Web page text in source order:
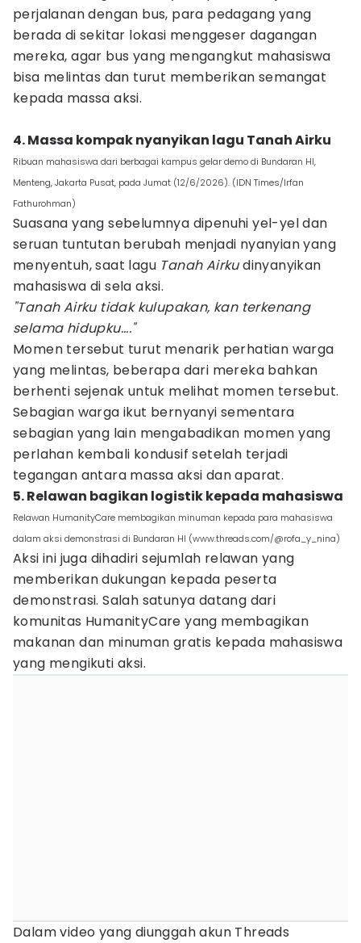
perjalanan dengan bus, para pedagang yang
berada di sekitar lokasi menggeser dagangan
mereka, agar bus yang mengangkut mahasiswa
bisa melintas dan turut memberikan semangat
kepada massa aksi.
4. Massa kompak nyanyikan lagu Tanah Airku
Ribuan mahasiswa dari berbagai kampus gelar demo di Bundaran HI,
Menteng, Jakarta Pusat, pada Jumat (12/6/2026). (IDN Times/Irfan
Fathurohman)
Suasana yang sebelumnya dipenuhi yel-yel dan
seruan tuntutan berubah menjadi nyanyian yang
menyentuh, saat lagu Tanah Airkudinyanyikan
mahasiswa di sela aksi.
"Tanah Airku tidak kulupakan, kan terkenang
selama hidupku...."
Momen tersebut turut menarik perhatian warga
yang melintas, beberapa dari mereka bahkan
berhenti sejenak untuk melihat momen tersebut.
Sebagian warga ikut bernyanyi sementara
sebagian yang lain mengabadikan momen yang
perlahan kembali kondusif setelah terjadi
tegangan antara massa aksi dan aparat.
5. Relawan bagikan logistik kepada mahasiswa
Relawan HumanityCare membagikan minuman kepada para mahasiswa
dalam aksi demonstrasi di Bundaran HI (www.threads.com/@rofa_y_nina)
Aksi ini juga dihadiri sejumlah relawan yang
memberikan dukungan kepada peserta
demonstrasi. Salah satunya datang dari
komunitas HumanityCare yang membagikan
makanan dan minuman gratis kepada mahasiswa
yang mengikuti aksi.
Dalam video yang diunggah akun Threads